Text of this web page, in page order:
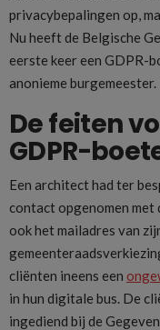
privacybepalingen op,
Nu heeft de Belgische
eerste keer een GDPR-
anonieme burgemeester.
De feiten
GDPR-
Een architect had ter
contact opgenomen met
ook het mailadres van
cliënten ineens een
in hun digitale bus. De
ingediend bij de